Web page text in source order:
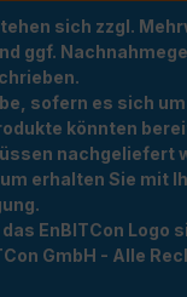
sich zzgl.
ggf.
sofern es sich
könnten
nachgeliefert
erhalten Sie mit
EnBITCon Logo
GmbH - Alle